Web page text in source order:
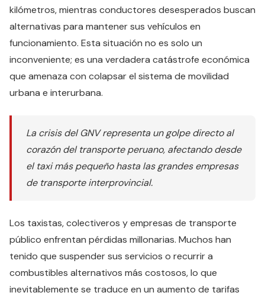
kilómetros, mientras conductores desesperados buscan
alternativas para mantener sus vehículos en
funcionamiento. Esta situación no es solo un
inconveniente; es una verdadera catástrofe económica
que amenaza con colapsar el sistema de movilidad
urbana e interurbana.
La crisis del GNV representa un golpe directo al
corazón del transporte peruano, afectando desde
el taxi más pequeño hasta las grandes empresas
de transporte interprovincial.
Los taxistas, colectiveros y empresas de transporte
público enfrentan pérdidas millonarias. Muchos han
tenido que suspender sus servicios o recurrir a
combustibles alternativos más costosos, lo que
inevitablemente se traduce en un aumento de tarifas